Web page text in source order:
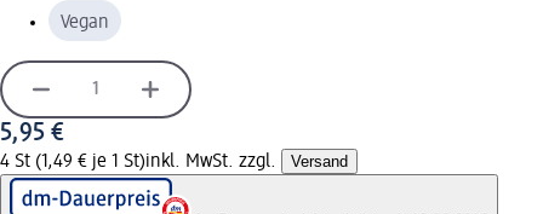
Vegan
5,95 €
4 St (1,49 € je 1 St)inkl. MwSt. zzgl. Versand